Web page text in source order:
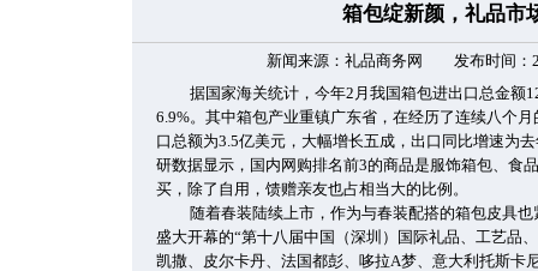
箱包绽新颜，礼品市
新闻来源：礼品商务网 发布时间
据国家海关统计，今年2月我国箱包进出口总金额
6.9%。其中箱包产业重镇广东省，在经历了连续八个
口总额为3.5亿美元，大幅增长五成，出口同比增速为
研数据显示，国内网购排名前3的商品是服饰箱包、食
买，除了自用，馈赠亲友也占相当大的比例。
随着春装陆续上市，作为与春装配搭的箱包皮具
盛大开幕的“第十八届中国（深圳）国际礼品、工艺品
凯撒、皮尔卡丹、法国都彭、哆拉A梦、意大利托斯卡